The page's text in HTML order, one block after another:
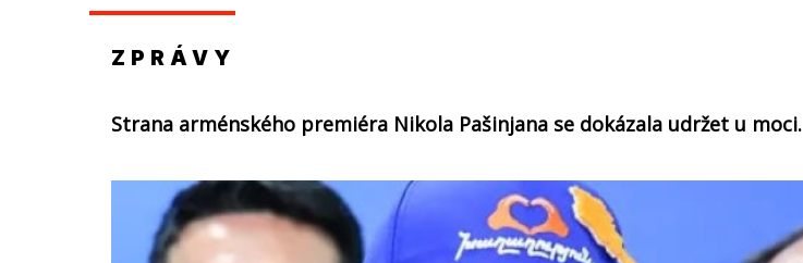
ZPRÁVY
Strana arménského premiéra Nikola Pašinjana se dokázala udržet u moci.